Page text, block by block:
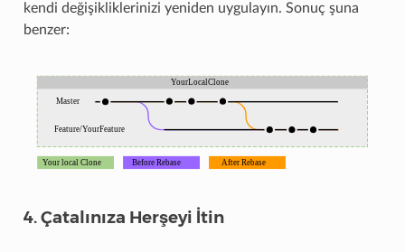
kendi değişikliklerinizi yeniden uygulayın. Sonuç şuna
benzer:
4. Çatalınıza Herşeyi İtin